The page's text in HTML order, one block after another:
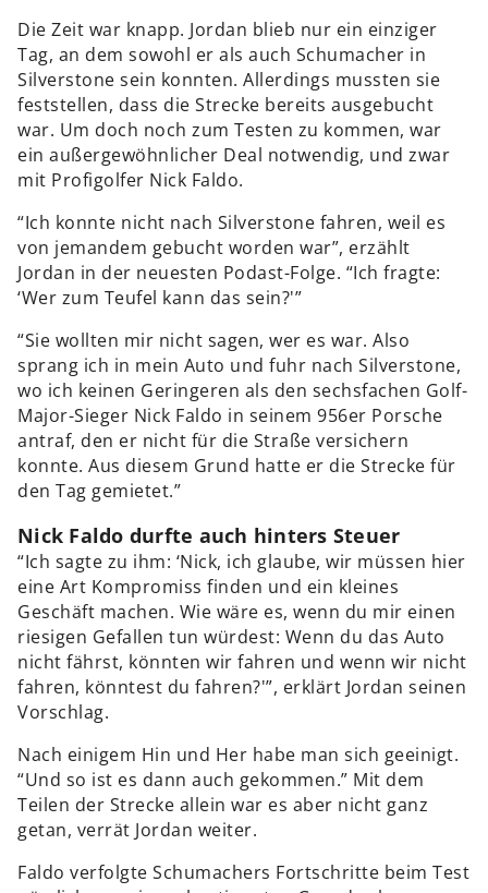
Die Zeit war knapp. Jordan blieb nur ein einziger
Tag, an dem sowohl er als auch Schumacher in
Silverstone sein konnten. Allerdings mussten sie
feststellen, dass die Strecke bereits ausgebucht
war. Um doch noch zum Testen zu kommen, war
ein außergewöhnlicher Deal notwendig, und zwar
mit Profigolfer Nick Faldo.
“Ich konnte nicht nach Silverstone fahren, weil es
von jemandem gebucht worden war”, erzählt
Jordan in der neuesten Podast-Folge. “Ich fragte:
‘Wer zum Teufel kann das sein?'”
“Sie wollten mir nicht sagen, wer es war. Also
sprang ich in mein Auto und fuhr nach Silverstone,
wo ich keinen Geringeren als den sechsfachen Golf-
Major-Sieger Nick Faldo in seinem 956er Porsche
antraf, den er nicht für die Straße versichern
konnte. Aus diesem Grund hatte er die Strecke für
den Tag gemietet.”
Nick Faldo durfte auch hinters Steuer
“Ich sagte zu ihm: ‘Nick, ich glaube, wir müssen hier
eine Art Kompromiss finden und ein kleines
Geschäft machen. Wie wäre es, wenn du mir einen
riesigen Gefallen tun würdest: Wenn du das Auto
nicht fährst, könnten wir fahren und wenn wir nicht
fahren, könntest du fahren?'”, erklärt Jordan seinen
Vorschlag.
Nach einigem Hin und Her habe man sich geeinigt.
“Und so ist es dann auch gekommen.” Mit dem
Teilen der Strecke allein war es aber nicht ganz
getan, verrät Jordan weiter.
Faldo verfolgte Schumachers Fortschritte beim Test